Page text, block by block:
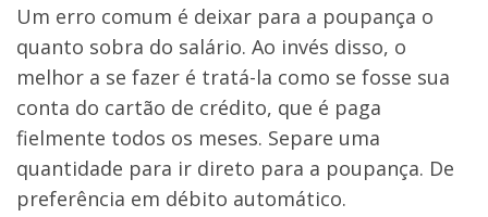
Um erro comum é deixar para a poupança o
quanto sobra do salário. Ao invés disso, o
melhor a se fazer é tratá-la como se fosse sua
conta do cartão de crédito, que é paga
fielmente todos os meses. Separe uma
quantidade para ir direto para a poupança. De
preferência em débito automático.